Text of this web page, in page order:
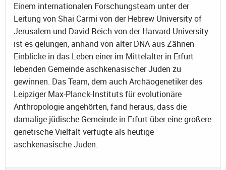
Einem internationalen Forschungsteam unter der
Leitung von Shai Carmi von der Hebrew University of
Jerusalem und David Reich von der Harvard University
ist es gelungen, anhand von alter DNA aus Zähnen
Einblicke in das Leben einer im Mittelalter in Erfurt
lebenden Gemeinde aschkenasischer Juden zu
gewinnen. Das Team, dem auch Archäogenetiker des
Leipziger Max-Planck-Instituts für evolutionäre
Anthropologie angehörten, fand heraus, dass die
damalige jüdische Gemeinde in Erfurt über eine größere
genetische Vielfalt verfügte als heutige
aschkenasische Juden.